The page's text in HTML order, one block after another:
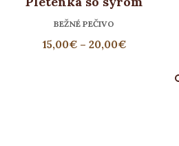
BEŽNÉ PEČIVO
15,00€– 20,00€